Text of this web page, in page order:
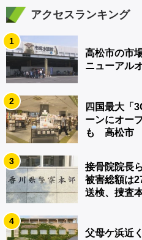
アクセスランキング
1
高松市の市
ニューアル
2
四国最大「
ーンにオー
も 高松市
3
接骨院院長
被害総額は
送検、捜査
4
父母ケ浜近